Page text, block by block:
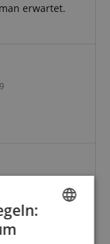
erwartet.